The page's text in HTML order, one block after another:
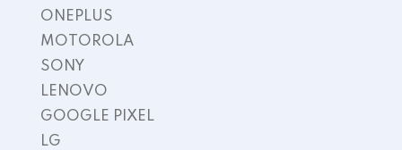
ONEPLUS
MOTOROLA
SONY
LENOVO
GOOGLE PIXEL
LG